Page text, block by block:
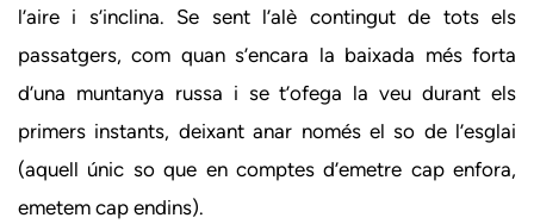
l’aire i s’inclina. Se sent l’alè contingut de tots els
passatgers, com quan s’encara la baixada més forta
d’una muntanya russa i se t’ofega la veu durant els
primers instants, deixant anar només el so de l’esglai
(aquell únic so que en comptes d’emetre cap enfora,
emetem cap endins).